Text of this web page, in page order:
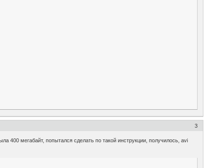
3
400 мегабайт, попытался сделать по такой инструкции, получилось, avi